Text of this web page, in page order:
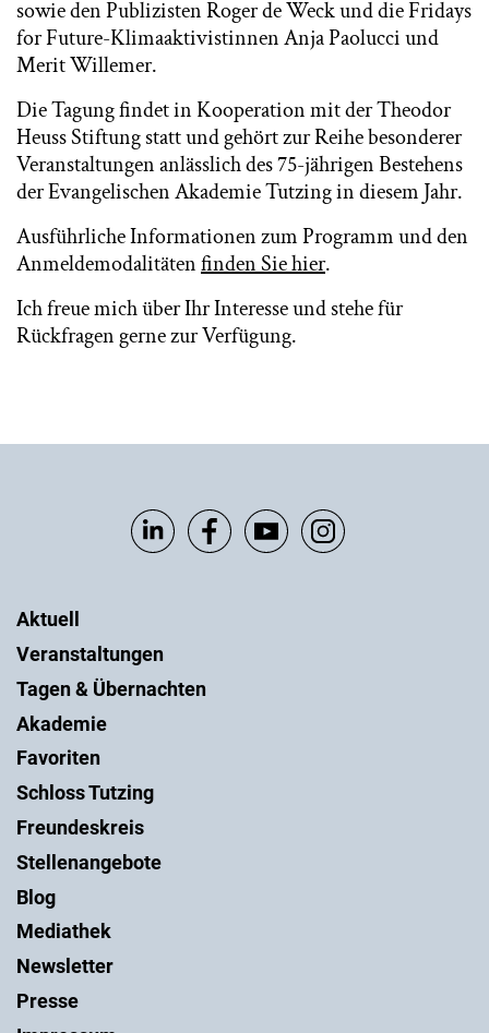
sowie den Publizisten Roger de Weck und die Fridays
for Future-Klimaaktivistinnen Anja Paolucci und
Merit Willemer.
Die Tagung findet in Kooperation mit der Theodor
Heuss Stiftung statt und gehört zur Reihe besonderer
Veranstaltungen anlässlich des 75-jährigen Bestehens
der Evangelischen Akademie Tutzing in diesem Jahr.
Ausführliche Informationen zum Programm und den
Anmeldemodalitätenfinden Sie hier.
Ich freue mich über Ihr Interesse und stehe für
Rückfragen gerne zur Verfügung.
Aktuell
Veranstaltungen
Tagen & Übernachten
Akademie
Favoriten
Schloss Tutzing
Freundeskreis
Stellenangebote
Blog
Mediathek
Newsletter
Presse